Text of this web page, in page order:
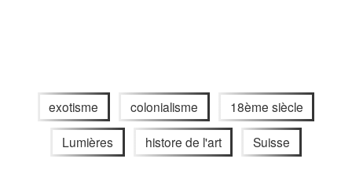
exotisme colonialisme 18ème siècle
Lumières histore de l'art Suisse